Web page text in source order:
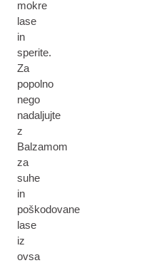
mokre
lase
in
sperite.
Za
popolno
nego
nadaljujte
z
Balzamom
za
suhe
in
poškodovane
lase
iz
ovsa